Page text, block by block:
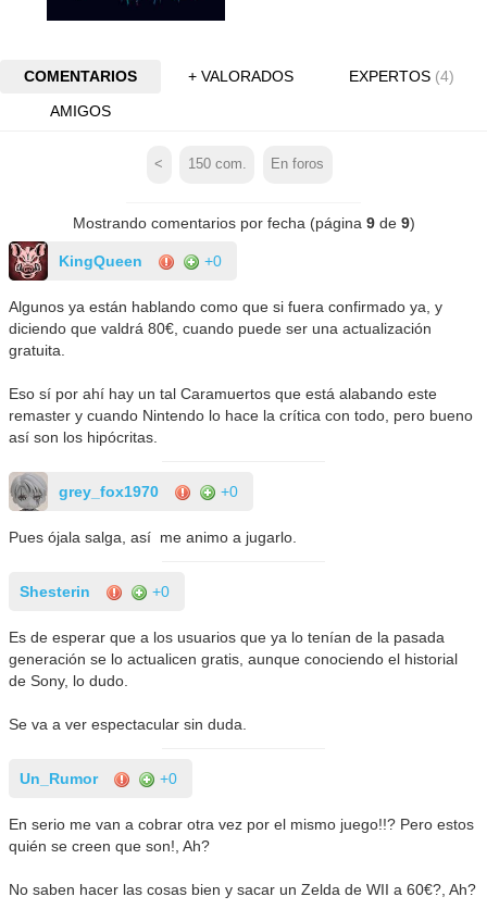
COMENTARIOS + VALORADOS EXPERTOS (4)
AMIGOS
< 150com. En foros
Mostrando comentarios por fecha (página 9de 9)
KingQueen +0
Algunos ya están hablando como que si fuera confirmado ya, y
diciendo que valdrá 80€, cuando puede ser una actualización
gratuita.
Eso sí por ahí hay un tal Caramuertos que está alabando este
remaster y cuando Nintendo lo hace la crítica con todo, pero bueno
así son los hipócritas.
grey_fox1970 +0
Pues ójala salga, así me animo a jugarlo.
Shesterin +0
Es de esperar que a los usuarios que ya lo tenían de la pasada
generación se lo actualicen gratis, aunque conociendo el historial
de Sony, lo dudo.
Se va a ver espectacular sin duda.
Un_Rumor +0
En serio me van a cobrar otra vez por el mismo juego!!? Pero estos
quién se creen que son!, Ah?
No saben hacer las cosas bien y sacar un Zelda de WII a 60€?, Ah?